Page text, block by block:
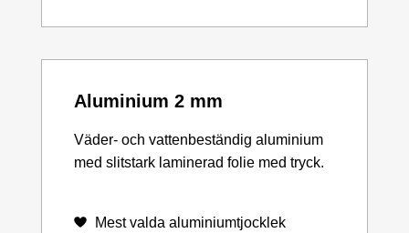
Aluminium 2 mm
Väder- och vattenbeständig aluminium
med slitstark laminerad folie med tryck.
Mest valda aluminiumtjocklek